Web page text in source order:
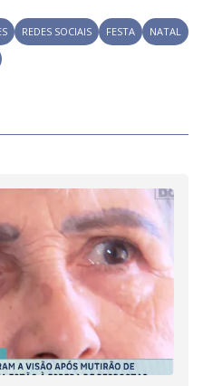
REDES SOCIAIS FESTA
NATAL